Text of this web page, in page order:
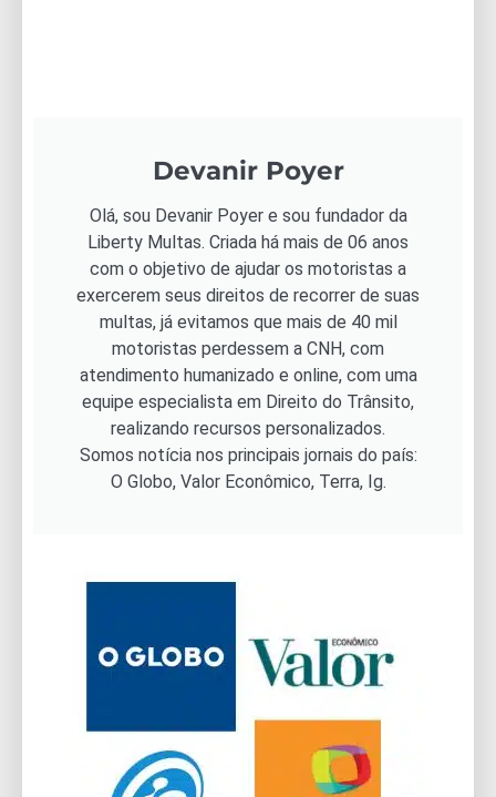
Devanir Poyer
Olá, sou Devanir Poyer e sou fundador da
Liberty Multas. Criada há mais de 06 anos
com o objetivo de ajudar os motoristas a
exercerem seus direitos de recorrer de suas
multas, já evitamos que mais de 40 mil
motoristas perdessem a CNH, com
atendimento humanizado e online, com uma
equipe especialista em Direito do Trânsito,
realizando recursos personalizados.
Somos notícia nos principais jornais do país:
O Globo, Valor Econômico, Terra, Ig.